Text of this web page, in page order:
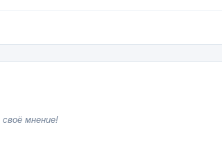
мнение!